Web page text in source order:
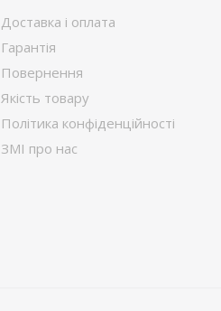
Доставка і оплата
Гарантія
Повернення
Якість товару
Політика конфіденційності
ЗМІ про нас